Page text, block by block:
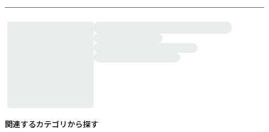
関連するカテゴリから探す